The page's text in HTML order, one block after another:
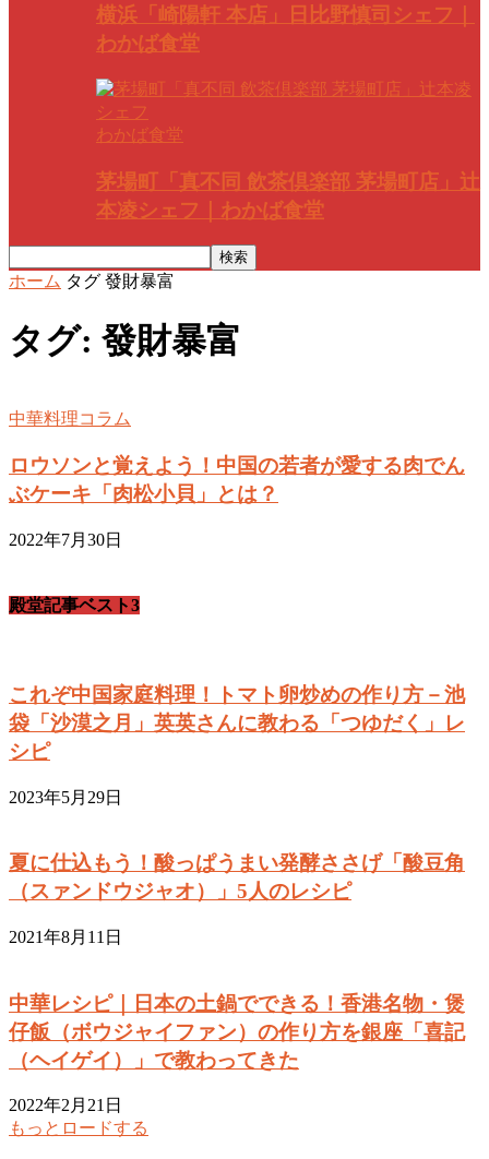
横浜「崎陽軒 本店」日比野慎司シェフ｜
わかば食堂
わかば食堂
茅場町「真不同 飲茶倶楽部 茅場町店」辻
本凌シェフ｜わかば食堂
ホーム タグ 發財暴富
タグ: 發財暴富
中華料理コラム
ロウソンと覚えよう！中国の若者が愛する肉でん
ぶケーキ「肉松小貝」とは？
2022年7月30日
殿堂記事ベスト3
これぞ中国家庭料理！トマト卵炒めの作り方－池
袋「沙漠之月」英英さんに教わる「つゆだく」レ
シピ
2023年5月29日
夏に仕込もう！酸っぱうまい発酵ささげ「酸豆角
（スァンドウジャオ）」5人のレシピ
2021年8月11日
中華レシピ｜日本の土鍋でできる！香港名物・煲
仔飯（ボウジャイファン）の作り方を銀座「喜記
（ヘイゲイ）」で教わってきた
2022年2月21日
もっとロードする